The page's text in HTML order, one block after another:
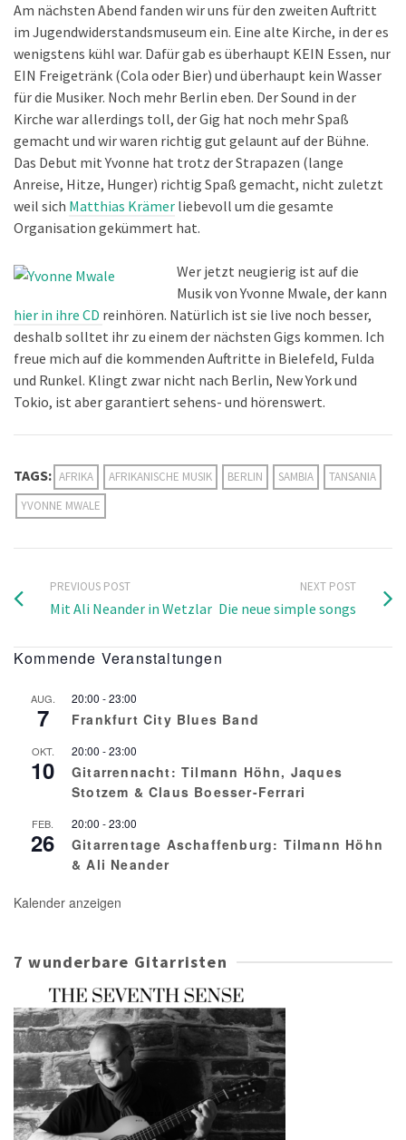
Am nächsten Abend fanden wir uns für den zweiten Auftritt
im Jugendwiderstandsmuseum ein. Eine alte Kirche, in der es
wenigstens kühl war. Dafür gab es überhaupt KEIN Essen, nur
EIN Freigetränk (Cola oder Bier) und überhaupt kein Wasser
für die Musiker. Noch mehr Berlin eben. Der Sound in der
Kirche war allerdings toll, der Gig hat noch mehr Spaß
gemacht und wir waren richtig gut gelaunt auf der Bühne.
Das Debut mit Yvonne hat trotz der Strapazen (lange
Anreise, Hitze, Hunger) richtig Spaß gemacht, nicht zuletzt
weil sich Matthias Krämer liebevoll um die gesamte
Organisation gekümmert hat.
Wer jetzt neugierig ist auf die
Musik von Yvonne Mwale, der kann
hier in ihre CD reinhören. Natürlich ist sie live noch besser,
deshalb solltet ihr zu einem der nächsten Gigs kommen. Ich
freue mich auf die kommenden Auftritte in Bielefeld, Fulda
und Runkel. Klingt zwar nicht nach Berlin, New York und
Tokio, ist aber garantiert sehens- und hörenswert.
TAGS: AFRIKA AFRIKANISCHE MUSIK BERLIN SAMBIA
TANSANIA
YVONNE MWALE
PREVIOUS POST
Mit Ali Neander in Wetzlar
NEXT POST
Die neue simple songs
Kommende Veranstaltungen
AUG.
7
20:00 -23:00
Frankfurt City Blues Band
OKT.
10
20:00 -23:00
Gitarrennacht: Tilmann Höhn, Jaques
Stotzem & Claus Boesser-Ferrari
FEB.
26
20:00 -23:00
Gitarrentage Aschaffenburg: Tilmann Höhn
& Ali Neander
Kalender anzeigen
7 wunderbare Gitarristen